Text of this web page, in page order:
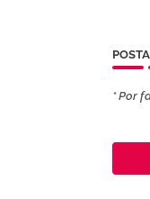
* Por